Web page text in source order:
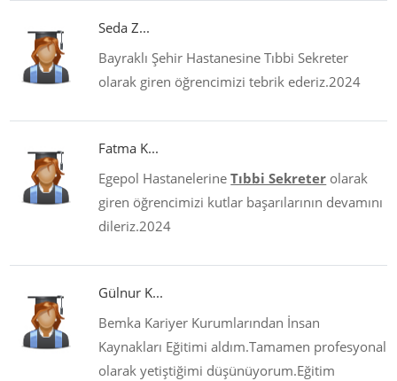
Seda Z...
Bayraklı Şehir Hastanesine Tıbbi Sekreter
olarak giren öğrencimizi tebrik ederiz.2024
Fatma K...
Egepol HastanelerineTıbbi Sekreter olarak
giren öğrencimizi kutlar başarılarının devamını
dileriz.2024
Gülnur K...
Bemka Kariyer Kurumlarından İnsan
Kaynakları Eğitimi aldım.Tamamen profesyonal
olarak yetiştiğimi düşünüyorum.Eğitim